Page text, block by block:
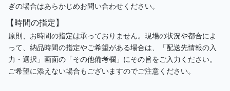
ぎの場合はあらかじめお問い合わせください。
【時間の指定】
原則、お時間の指定は承っておりません。現場の状況や都合によ
って、納品時間の指定やご希望がある場合は、「配送先情報の入
力・選択」画面の「その他備考欄」にその旨をご入力ください。
ご希望に添えない場合もございますのでご注意ください。